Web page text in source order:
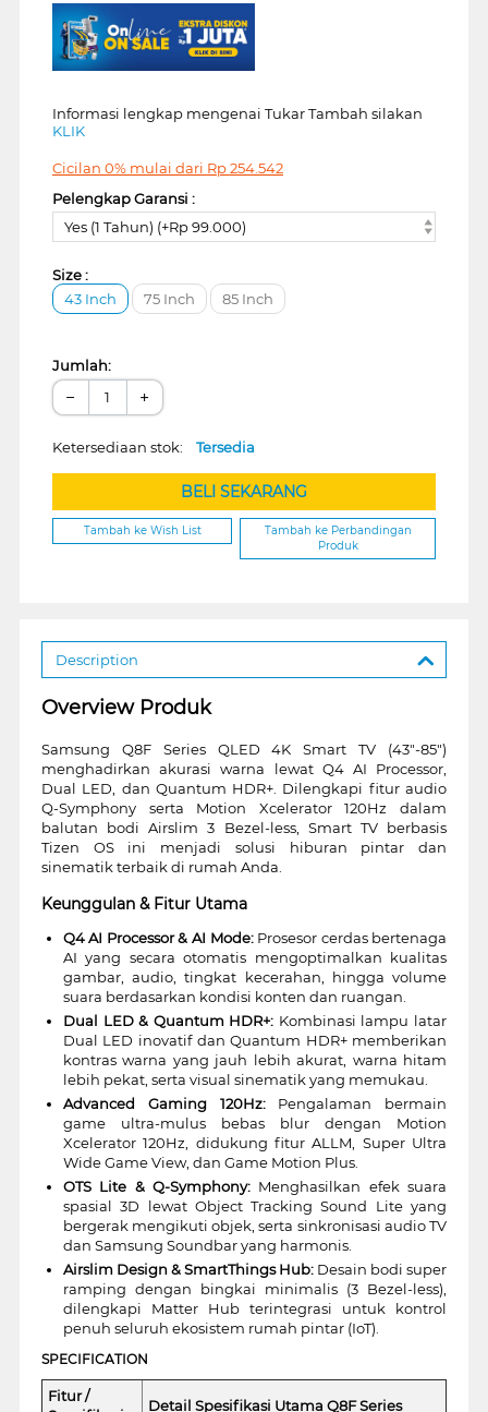
Informasi lengkap mengenai Tukar Tambah silakan
KLIK
Cicilan 0% mulai dari Rp254.542
Pelengkap Garansi :
Yes (1 Tahun) (+Rp 99.000)
Size :
43 Inch
75 Inch 85 Inch
Jumlah:
− +
Ketersediaan stok: Tersedia
BELI SEKARANG
Tambah ke Wish List
Tambah ke Perbandingan
Produk
Description
Overview Produk
Samsung Q8F Series QLED 4K Smart TV (43"-85")
menghadirkan akurasi warna lewat Q4 AI Processor,
Dual LED, dan Quantum HDR+. Dilengkapi fitur audio
Q-Symphony serta Motion Xcelerator 120Hz dalam
balutan bodi Airslim 3 Bezel-less, Smart TV berbasis
Tizen OS ini menjadi solusi hiburan pintar dan
sinematik terbaik di rumah Anda.
Keunggulan & Fitur Utama
Q4 AI Processor & AI Mode:Prosesor cerdas bertenaga
AI yang secara otomatis mengoptimalkan kualitas
gambar, audio, tingkat kecerahan, hingga volume
suara berdasarkan kondisi konten dan ruangan.
Dual LED & Quantum HDR+: Kombinasi lampu latar
Dual LED inovatif dan Quantum HDR+ memberikan
kontras warna yang jauh lebih akurat, warna hitam
lebih pekat, serta visual sinematik yang memukau.
Advanced Gaming 120Hz:Pengalaman bermain
game ultra-mulus bebas blur dengan Motion
Xcelerator 120Hz, didukung fitur ALLM, Super Ultra
Wide Game View, dan Game Motion Plus.
OTS Lite & Q-Symphony: Menghasilkan efek suara
spasial 3D lewat Object Tracking Sound Lite yang
bergerak mengikuti objek, serta sinkronisasi audio TV
dan Samsung Soundbar yang harmonis.
Airslim Design & SmartThings Hub: Desain bodi super
ramping dengan bingkai minimalis (3 Bezel-less),
dilengkapi Matter Hub terintegrasi untuk kontrol
penuh seluruh ekosistem rumah pintar (IoT).
SPECIFICATION
Fitur /
Detail Spesifikasi Utama Q8F Series